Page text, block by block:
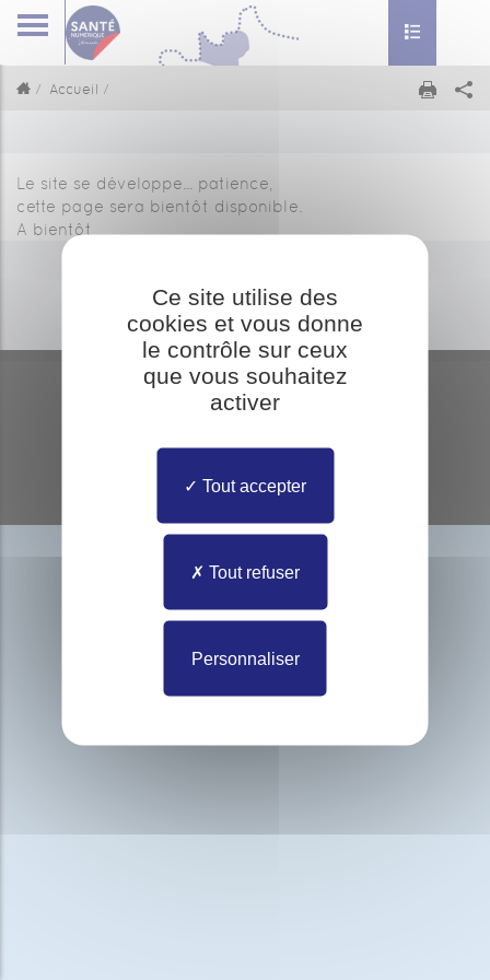
Toggle
Accueil
Le site se développe... patience,
cette page sera bientôt disponible.
A bientôt
Gestion des cookies
FAQ
Contact
Ce site utilise des
cookies et vous donne
le contrôle sur ceux
que vous souhaitez
activer
Tout accepter
Tout refuser
Personnaliser